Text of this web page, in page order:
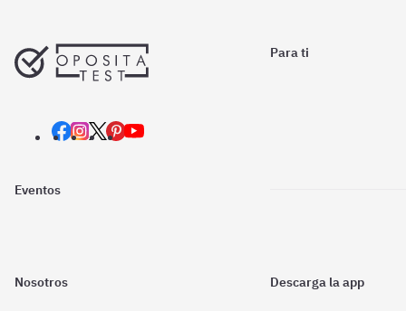
Para ti
Eventos
Nosotros Descarga la app